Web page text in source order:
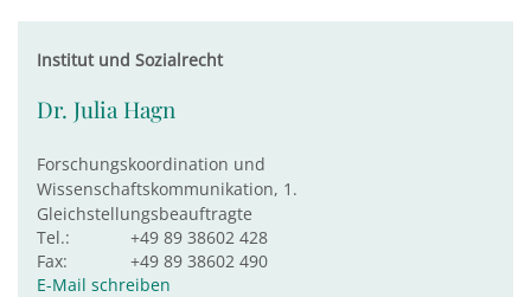
Institut und Sozialrecht
Dr. Julia Hagn
Forschungskoordination und
Wissenschaftskommunikation, 1.
Gleichstellungsbeauftragte
Tel.:
+49 89 38602 428
Fax:
+49 89 38602 490
E-Mail schreiben